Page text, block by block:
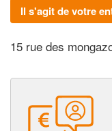
Il s'agit de votre
15 rue des